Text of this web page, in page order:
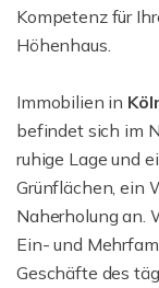
Kompetenz für
Höhenhaus.
Immobilien in
befindet sich im
ruhige Lage und
Grünflächen, ein
Naherholung an.
Ein- und
Geschäfte des